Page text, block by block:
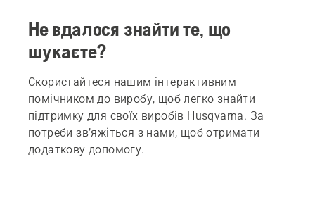
Не вдалося знайти те, що
шукаєте?
Скористайтеся нашим інтерактивним
помічником до виробу, щоб легко знайти
підтримку для своїх виробів Husqvarna. За
потреби зв’яжіться з нами, щоб отримати
додаткову допомогу.